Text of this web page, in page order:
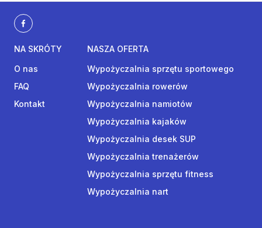
NA SKRÓTY
O nas
FAQ
Kontakt
NASZA OFERTA
Wypożyczalnia sprzętu sportowego
Wypożyczalnia rowerów
Wypożyczalnia namiotów
Wypożyczalnia kajaków
Wypożyczalnia desek SUP
Wypożyczalnia trenażerów
Wypożyczalnia sprzętu fitness
Wypożyczalnia nart